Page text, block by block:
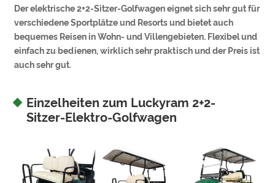
Der elektrische 2+2-Sitzer-Golfwagen eignet sich sehr gut für
verschiedene Sportplätze und Resorts und bietet auch
bequemes Reisen in Wohn- und Villengebieten. Flexibel und
einfach zu bedienen, wirklich sehr praktisch und der Preis ist
auch sehr gut.
Einzelheiten zum Luckyram 2+2-
Sitzer-Elektro-Golfwagen